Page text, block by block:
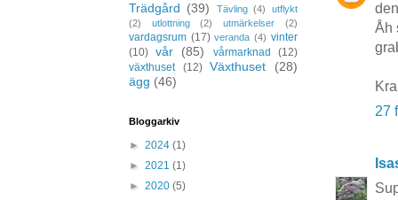
Åh
27
Trädgård (39) Tävling (4)
utflykt
(2)
utlottning (2) utmärkelser (2)
vardagsrum (17) veranda (4) vinter
(10) vår (85) vårmarknad
(12)
växthuset
(12) Växthuset
(28)
ägg (46)
Bloggarkiv
► 2024 (1)
► 2021 (1)
► 2020 (5)